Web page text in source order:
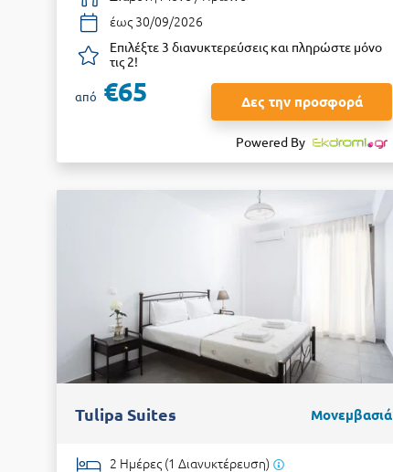
έως 30/09/2026
Επιλέξτε 3 διανυκτερεύσεις και πληρώστε μόνο
τις 2!
από €65 Δες την προσφορά
Powered By
Tulipa Suites Μονεμβασιά
2 Ημέρες (1 Διανυκτέρευση)